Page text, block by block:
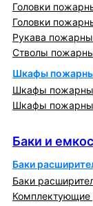
Головки
Головки
Рукава
Стволы
Шкафы
Шкафы
Шкафы
Баки и
Баки
Баки
Комплектующие